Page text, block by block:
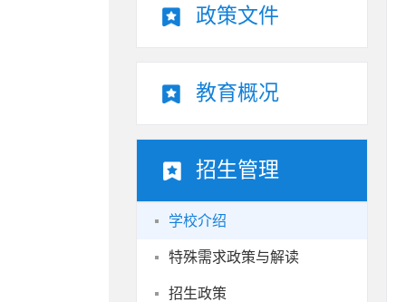
政策文件
教育概况
招生管理
学校介绍
特殊需求政策与解读
招生政策